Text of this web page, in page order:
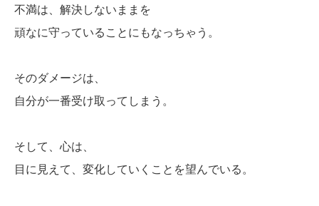
不満は、解決しないままを
頑なに守っていることにもなっちゃう。
そのダメージは、
自分が一番受け取ってしまう。
そして、心は、
目に見えて、変化していくことを望んでいる。